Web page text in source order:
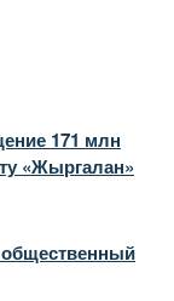
171 млн
«Жыргалан»